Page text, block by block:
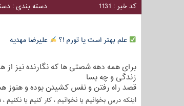
کد خبر : 1131 دسته بندی :
علم بهتر است یا تورم !؟
علیرضا مهدیه
برای همه دهه شصتی ها که نگارنده نیز
زندگی و چه بسا
قصد راه رفتن و نفس کشیدن بوده و
اینکه درس بخوانیم یا نخوانیم ، کار کنیم یا